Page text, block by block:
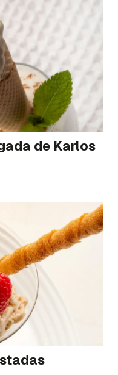
de Karlos